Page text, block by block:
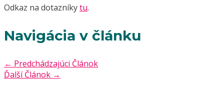
Odkaz na dotazníkytu.
Navigácia v článku
← Predchádzajúci Článok
Ďalší Článok →